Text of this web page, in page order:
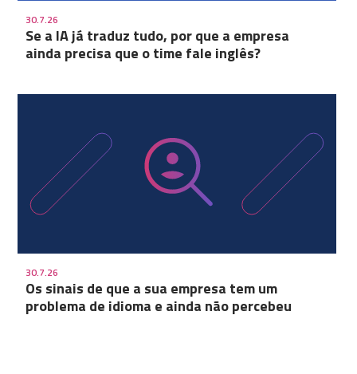
30.7.26
Se a IA já traduz tudo, por que a empresa
ainda precisa que o time fale inglês?
30.7.26
Os sinais de que a sua empresa tem um
problema de idioma e ainda não percebeu